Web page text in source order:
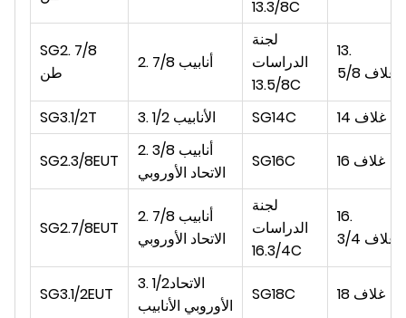
13.3/8C
SG2. 7/8
طن
2. أنابيب 7/8
لجنة
الدراسات
13.5/8C
13.
5/8 غلاف
SG3.1/2T 3. 1/2 الأنابيب SG14C 14 غلاف
SG2.3/8EUT
2. أنابيب 3/8
الاتحاد الأوروبي
SG16C 16 غلاف
SG2.7/8EUT
2. أنابيب 7/8
الاتحاد الأوروبي
لجنة
الدراسات
16.3/4C
16.
3/4 غلاف
SG3.1/2EUT
3. 1/2الاتحاد
الأوروبي الأنابيب
SG18C 18 غلاف